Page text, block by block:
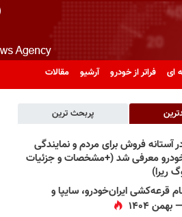
ای فراتر از خودرو آرشیو مقالات
پربحث ترین
آستانه فروش برای مردم و نمایندگی
معرفی شد (+مشخصات و جزئیات
ریرا)
قرعه‌کشی ایران‌خودرو، سایپا و
۱۴۰۴